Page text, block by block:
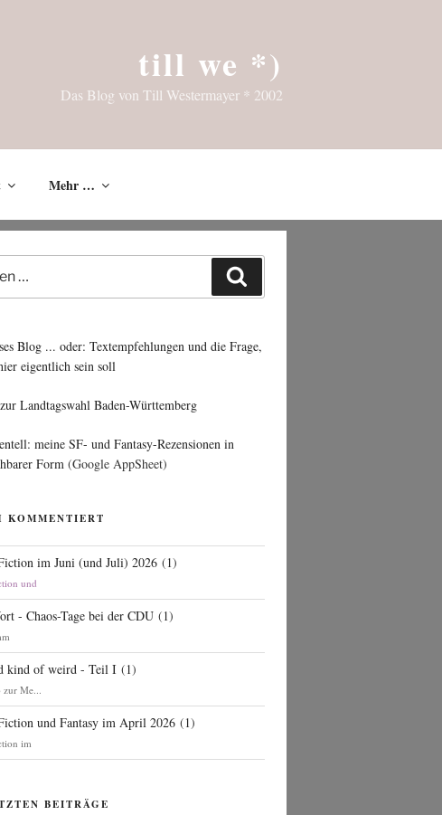
till we *)
Das Blog von Till Westermayer * 2002
Mehr …
Blog ... oder: Textempfehlungen und die Frage,
eigentlich sein soll
Landtagswahl Baden-Württemberg
meine SF- und Fantasy-Rezensionen in
Form (Google AppSheet)
KOMMENTIERT
im Juni (und Juli) 2026 (1)
und
- Chaos-Tage bei der CDU (1)
kind of weird - Teil I (1)
zur Me...
und Fantasy im April 2026 (1)
im
BEITRÄGE